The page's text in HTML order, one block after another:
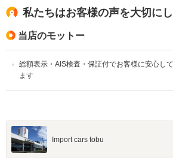
私たちはお客様の声を大切に
当店のモットー
総額表示・AIS検査・保証付でお客様に安心し
ます
Import cars tobu